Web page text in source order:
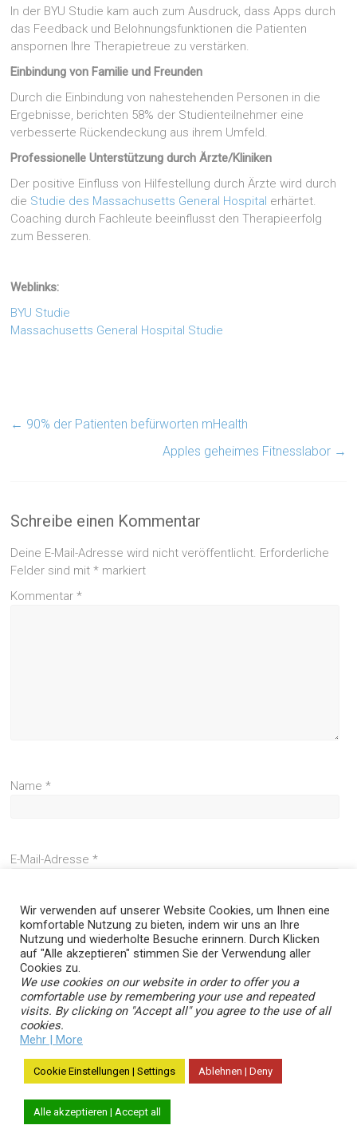
In der BYU Studie kam auch zum Ausdruck, dass Apps durch
das Feedback und Belohnungsfunktionen die Patienten
anspornen Ihre Therapietreue zu verstärken.
Einbindung von Familie und Freunden
Durch die Einbindung von nahestehenden Personen in die
Ergebnisse, berichten 58% der Studienteilnehmer eine
verbesserte Rückendeckung aus ihrem Umfeld.
Professionelle Unterstützung durch Ärzte/Kliniken
Der positive Einfluss von Hilfestellung durch Ärzte wird durch
die Studie des Massachusetts General Hospital erhärtet.
Coaching durch Fachleute beeinflusst den Therapieerfolg
zum Besseren.
Weblinks:
BYU Studie
Massachusetts General Hospital Studie
← 90% der Patienten befürworten mHealth
Apples geheimes Fitnesslabor →
Schreibe einen Kommentar
Deine E-Mail-Adresse wird nicht veröffentlicht. Erforderliche
Felder sind mit* markiert
Kommentar*
Name*
E-Mail-Adresse*
Website
Copyright © 2026 aycan smartvisit
Theme:Amplevon ThemeGrill. Präsentiert von
Wir verwenden auf unserer Website Cookies, um Ihnen eine
komfortable Nutzung zu bieten, indem wir uns an Ihre
Nutzung und wiederholte Besuche erinnern. Durch Klicken
auf "Alle akzeptieren" stimmen Sie der Verwendung aller
Cookies zu.
We use cookies on our website in order to offer you a
comfortable use by remembering your use and repeated
visits. By clicking on "Accept all" you agree to the use of all
cookies.
Mehr | More
Cookie Einstellungen | Settings Ablehnen | Deny
Alle akzeptieren | Accept all